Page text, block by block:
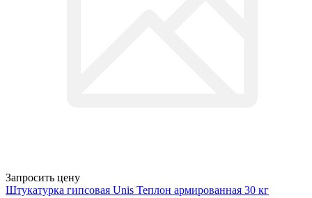
Запросить цену
Штукатурка гипсовая Unis Теплон армированная 30 кг